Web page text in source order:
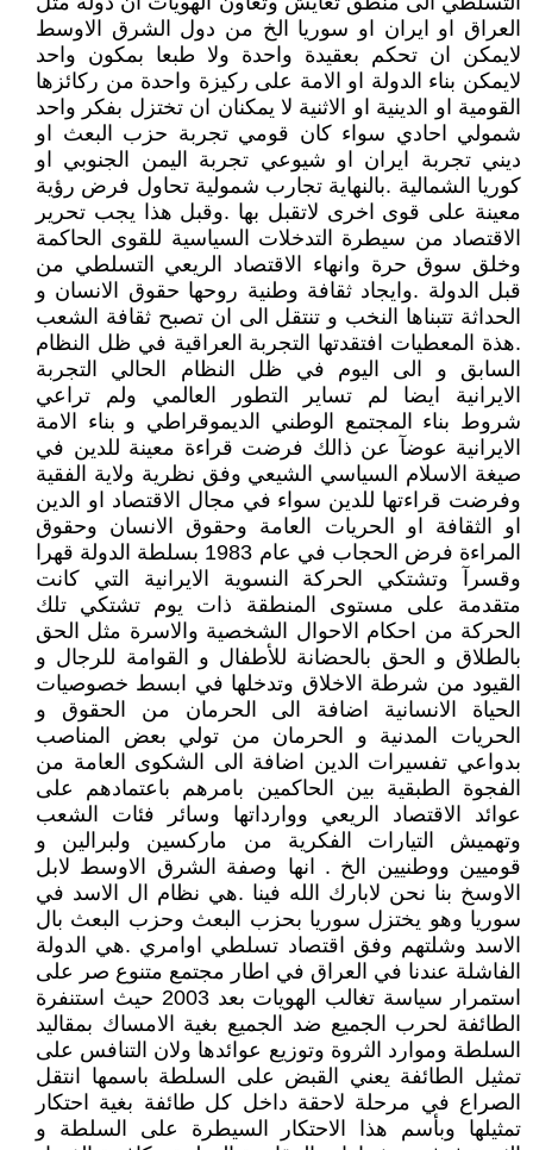
العراق او ايران او سوريا الخ من دول الشرق الاوسط
لايمكن ان تحكم بعقيدة واحدة ولا طبعا بمكون واحد
لايمكن بناء الدولة او الامة على ركيزة واحدة من ركائزها
القومية او الدينية او الاثنية لا يمكنان ان تختزل بفكر واحد
شمولي احادي سواء كان قومي تجربة حزب البعث او
ديني تجربة ايران او شيوعي تجربة اليمن الجنوبي او
كوريا الشمالية .بالنهاية تجارب شمولية تحاول فرض رؤية
معينة على قوى اخرى لاتقبل بها .وقبل هذا يجب تحرير
الاقتصاد من سيطرة التدخلات السياسية للقوى الحاكمة
وخلق سوق حرة وانهاء الاقتصاد الريعي التسلطي من
قبل الدولة .وايجاد ثقافة وطنية روحها حقوق الانسان و
الحداثة تتبناها النخب و تنتقل الى ان تصبح ثقافة الشعب
.هذة المعطيات افتقدتها التجربة العراقية في ظل النظام
السابق و الى اليوم في ظل النظام الحالي التجربة
الايرانية ايضا لم تساير التطور العالمي ولم تراعي
شروط بناء المجتمع الوطني الديموقراطي و بناء الامة
الايرانية عوضآ عن ذالك فرضت قراءة معينة للدين في
صيغة الاسلام السياسي الشيعي وفق نظرية ولاية الفقية
وفرضت قراءتها للدين سواء في مجال الاقتصاد او الدين
او الثقافة او الحريات العامة وحقوق الانسان وحقوق
المراءة فرض الحجاب في عام 1983 بسلطة الدولة قهرا
وقسرآ وتشتكي الحركة النسوية الايرانية التي كانت
متقدمة على مستوى المنطقة ذات يوم تشتكي تلك
الحركة من احكام الاحوال الشخصية والاسرة مثل الحق
بالطلاق و الحق بالحضانة للأطفال و القوامة للرجال و
القيود من شرطة الاخلاق وتدخلها في ابسط خصوصيات
الحياة الانسانية اضافة الى الحرمان من الحقوق و
الحريات المدنية و الحرمان من تولي بعض المناصب
بدواعي تفسيرات الدين اضافة الى الشكوى العامة من
الفجوة الطبقية بين الحاكمين بامرهم باعتمادهم على
عوائد الاقتصاد الريعي ووارداتها وسائر فئات الشعب
وتهميش التيارات الفكرية من ماركسين ولبرالين و
قوميين ووطنيين الخ . انها وصفة الشرق الاوسط لابل
الاوسخ بنا نحن لابارك الله فينا .هي نظام ال الاسد في
سوريا وهو يختزل سوريا بحزب البعث وحزب البعث بال
الاسد وشلتهم وفق اقتصاد تسلطي اوامري .هي الدولة
الفاشلة عندنا في العراق في اطار مجتمع متنوع صر على
استمرار سياسة تغالب الهويات بعد 2003 حيث استنفرة
الطائفة لحرب الجميع ضد الجميع بغية الامساك بمقاليد
السلطة وموارد الثروة وتوزيع عوائدها ولان التنافس على
تمثيل الطائفة يعني القبض على السلطة باسمها انتقل
الصراع في مرحلة لاحقة داخل كل طائفة بغية احتكار
تمثيلها وبأسم هذا الاحتكار السيطرة على السلطة و